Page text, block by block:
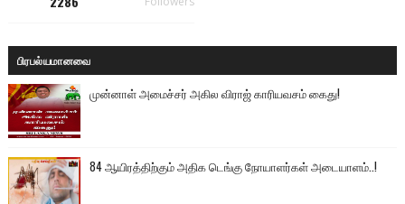
பிரபல்யமானவை
முன்னாள் அமைச்சர் அகில விராஜ் காரியவசம் கைது!
84 ஆயிரத்திற்கும் அதிக டெங்கு நோயாளர்கள் அடையாளம்..!